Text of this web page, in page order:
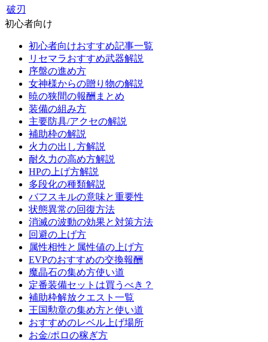
破刃
初心者向け
初心者向けおすすめ記事一覧
リセマラおすすめ武器解説
序盤の進め方
女神様からの贈り物の解説
暁の狭間の報酬まとめ
装備の組み方
主要防具/アクセの解説
補助枠の解説
火力の出し方解説
耐久力の高め方解説
HPの上げ方解説
多段化の種類解説
バフスキルの意味と重要性
状態異常の回復方法
消滅の波動の効果と対策方法
回避の上げ方
属性相性と属性値の上げ方
EVPのおすすめの交換報酬
魔晶石の集め方使い道
定番装備セットは買うべき？
補助枠解放クエスト一覧
王国勲章の集め方と使い道
おすすめのレベル上げ場所
お金/ポロの稼ぎ方